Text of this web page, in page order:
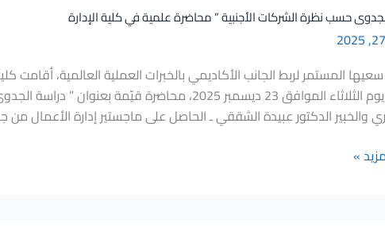
حسب نظرة الشركات الأجنبية ” محاضرة علمية في كلية الإدارة
المستمر لربط الجانب الأكاديمي بالخبرات العملية العالمية، أقامت
الخاصة، يوم الثلاثاء الموافق 23 ديسمبر 2025، محاضرة
والخبير الدكتور عبيدة الشققي ـ الحاصل على ماجستير إدارة الأعمال
»